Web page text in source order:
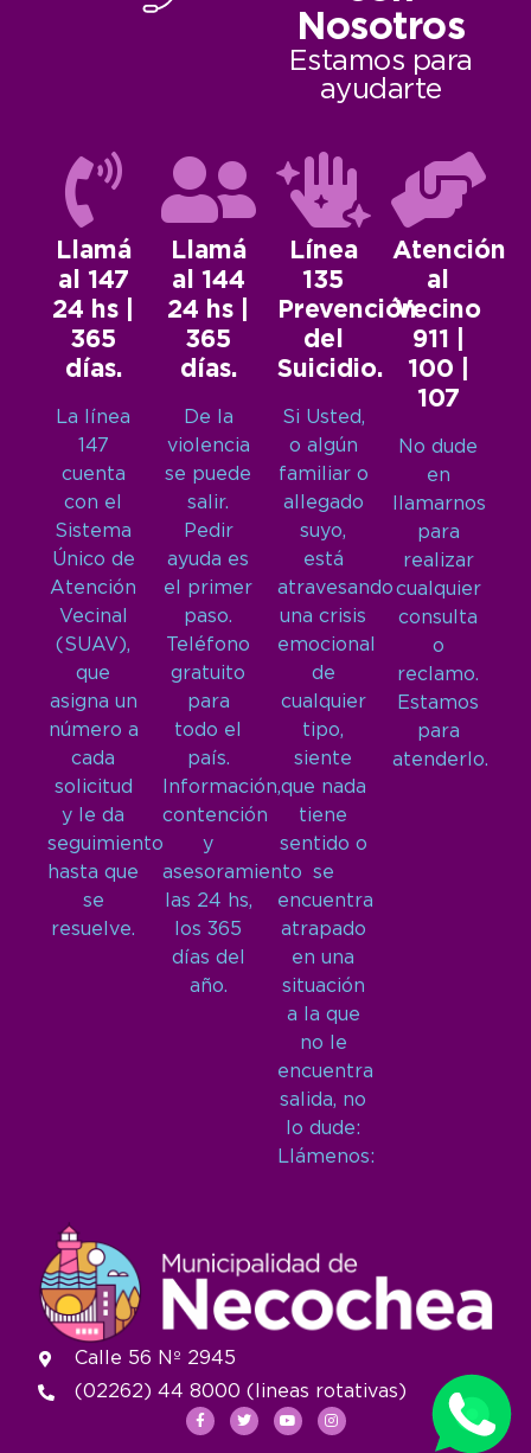
Nosotros
Estamos para
ayudarte
Llamá
al 147
24 hs |
365
días.
La línea
147
cuenta
con el
Sistema
Único de
Atención
Vecinal
(SUAV),
que
asigna un
número a
cada
solicitud
y le da
seguimiento
hasta que
se
resuelve.
Llamá
al 144
24 hs |
365
días.
De la
violencia
se puede
salir.
Pedir
ayuda es
el primer
paso.
Teléfono
gratuito
para
todo el
país.
Información,
contención
y
asesoramiento
las 24 hs,
los 365
días del
año.
Línea
135
Prevención
del
Suicidio.
Si Usted,
o algún
familiar o
allegado
suyo,
está
atravesando
una crisis
emocional
de
cualquier
tipo,
siente
que nada
tiene
sentido o
se
encuentra
atrapado
en una
situación
a la que
no le
encuentra
salida, no
lo dude:
Llámenos:
Atención
al
Vecino
911 |
100 |
107
No dude
en
llamarnos
para
realizar
cualquier
consulta
o
reclamo.
Estamos
para
atenderlo.
Calle 56 Nº 2945
(02262) 44 8000 (lineas rotativas)